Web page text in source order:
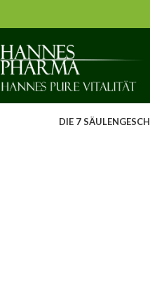
DIE 7 SÄULEN